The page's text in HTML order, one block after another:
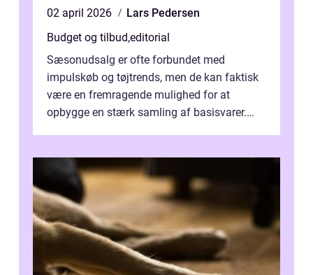
02 april 2026
Lars Pedersen
Budget og tilbud,editorial
Sæsonudsalg er ofte forbundet med
impulskøb og tøjtrends, men de kan faktisk
være en fremragende mulighed for at
opbygge en stærk samling af basisvarer.